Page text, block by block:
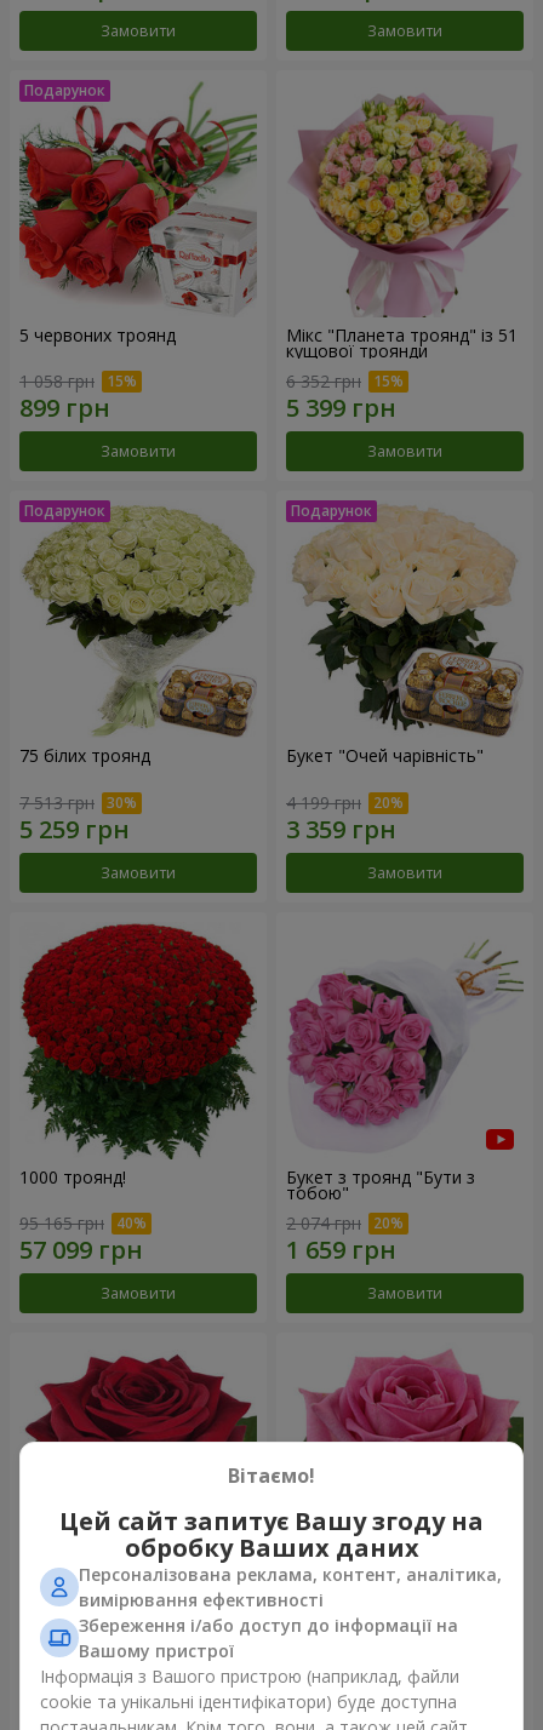
Замовити Замовити
5 червоних троянд
1 058 грн
Замовити
Мікс "Планета троянд" із 51
кущової троянди
6 352 грн
Замовити
75 білих троянд
7 513 грн
Замовити
Букет "Очей чарівність"
4 199 грн
Замовити
1000 троянд!
95 165 грн
Замовити
Букет з троянд "Бути з
тобою"
2 074 грн
Замовити
Червона троянда
(поштучно)
Замовити
Рожева троянда (поштучно)
Замовити
Вітаємо!
Цей сайт запитує Вашу згоду на
обробку Ваших даних
Персоналізована реклама, контент, аналітика,
вимірювання ефективності
Збереження і/або доступ до інформації на
Вашому пристрої
Інформація з Вашого пристрою (наприклад, файли
cookie та унікальні ідентифікатори) буде доступна